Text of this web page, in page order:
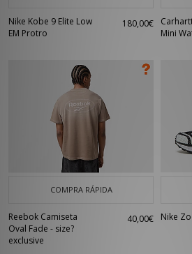
Nike Kobe 9 Elite Low
EM Protro
180,00€
Mini
COMPRA RÁPIDA
Reebok Camiseta
Oval Fade - size?
exclusive
40,00€ Nike